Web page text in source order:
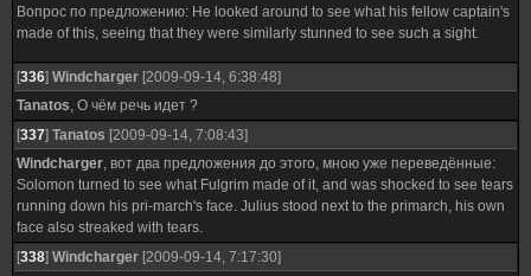
Вопрос по предложению: He looked around to see what his fellow captain's
made of this, seeing that they were similarly stunned to see such a sight.
[336] Windcharger [2009-09-14, 6:38:48]
Tanatos, О чём речь идет ?
[337] Tanatos [2009-09-14, 7:08:43]
Windcharger, вот два предложения до этого, мною уже переведённые:
Solomon turned to see what Fulgrim made of it, and was shocked to see tears
running down his pri-march's face. Julius stood next to the primarch, his own
face also streaked with tears.
[338] Windcharger [2009-09-14, 7:17:30]